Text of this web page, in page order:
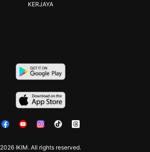
2026 IKIM. All rights reserved.
KERJAYA